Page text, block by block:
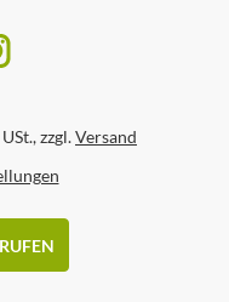
zzgl.Versand